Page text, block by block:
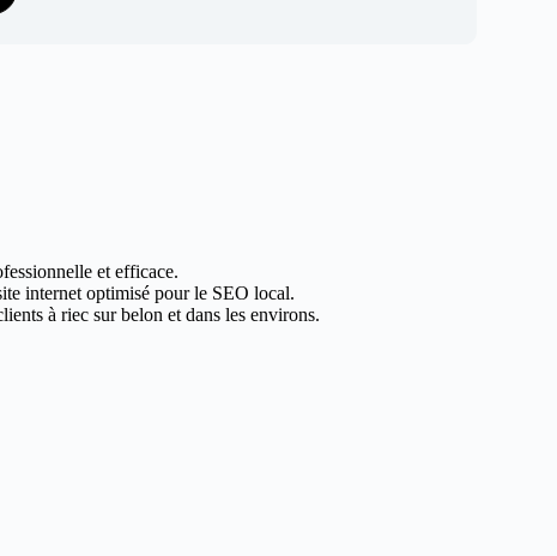
et efficace.
internet optimisé pour le SEO local.
à riec sur belon et dans les environs.